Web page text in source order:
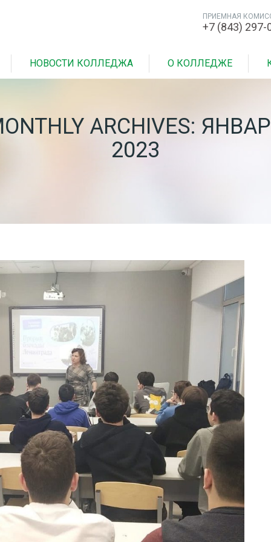
ПРИЕМНАЯ
+7 (843) 297-
НОВОСТИ КОЛЛЕДЖА О КОЛЛЕДЖЕ
ARCHIVES:
2023